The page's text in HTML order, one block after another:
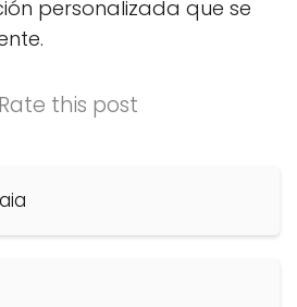
personalizada que se
Rate this post